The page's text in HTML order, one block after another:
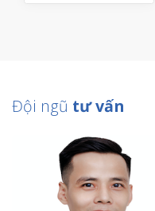
Đội ngũ tư vấn